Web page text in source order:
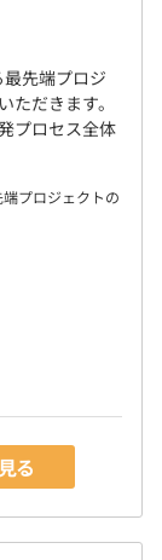
先端プロジ
だきます。
プロセス全体
プロジェクトの
る